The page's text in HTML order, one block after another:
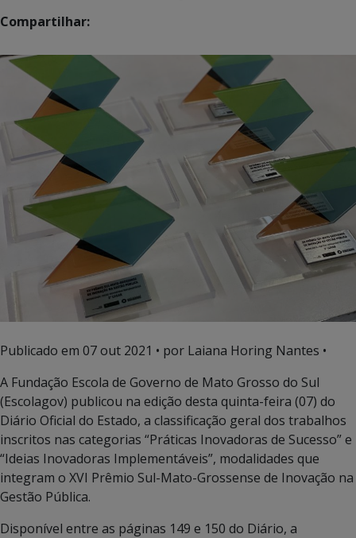
Compartilhar:
Publicado em 07 out 2021 • por Laiana Horing Nantes •
A Fundação Escola de Governo de Mato Grosso do Sul
(Escolagov) publicou na edição desta quinta-feira (07) do
Diário Oficial do Estado, a classificação geral dos trabalhos
inscritos nas categorias “Práticas Inovadoras de Sucesso” e
“Ideias Inovadoras Implementáveis”, modalidades que
integram o XVI Prêmio Sul-Mato-Grossense de Inovação na
Gestão Pública.
Disponível entre as páginas 149 e 150 do Diário, a